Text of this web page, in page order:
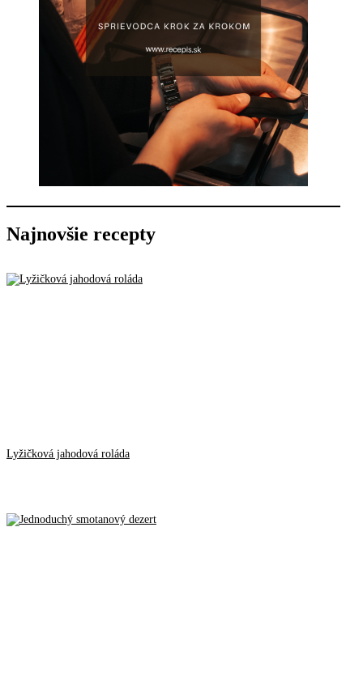
Najnovšie recepty
Lyžičková jahodová roláda